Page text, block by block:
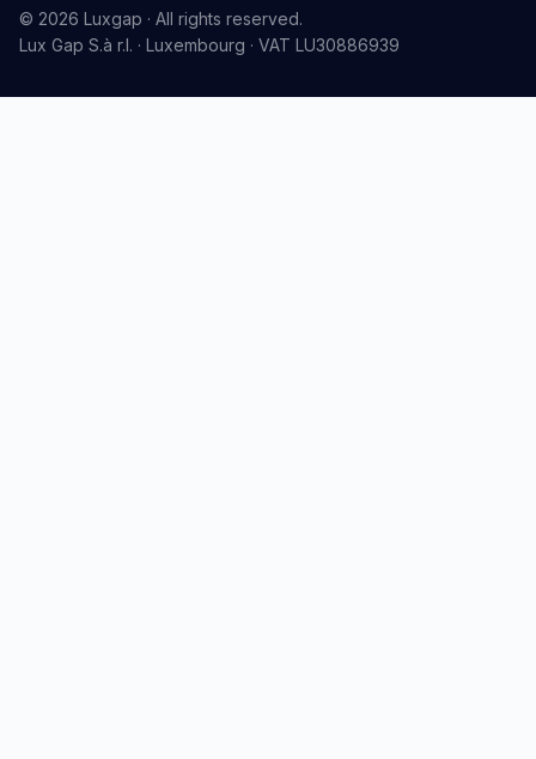
© 2026 Luxgap · All rights reserved.
Lux Gap S.à r.l. · Luxembourg · VAT LU30886939